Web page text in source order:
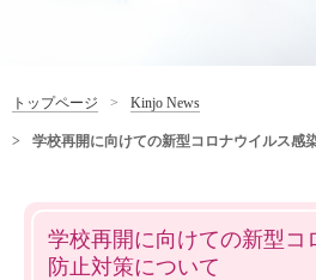
トップページ Kinjo News
学校再開に向けての新型コロナウイルス感
学校再開に向けての新型コ
防止対策について